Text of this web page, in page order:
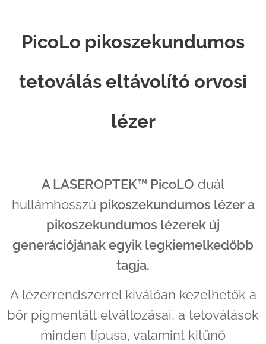
PicoLo pikoszekundumos
tetoválás eltávolító orvosi
lézer
A LASEROPTEK™ PicoLO duál
hullámhosszú pikoszekundumos lézer a
pikoszekundumos lézerek új
generációjának egyik legkiemelkedőbb
tagja.
A lézerrendszerrel kiválóan kezelhetők a
bőr pigmentált elváltozásai, a tetoválások
minden típusa, valamint kitűnő